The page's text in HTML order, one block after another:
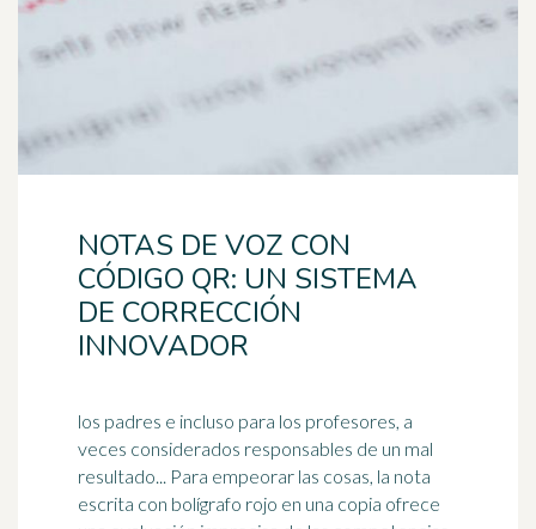
NOTAS DE VOZ CON
CÓDIGO QR: UN SISTEMA
DE CORRECCIÓN
INNOVADOR
los padres e incluso para los profesores, a
veces considerados responsables de un mal
resultado... Para empeorar las cosas, la nota
escrita con bolígrafo rojo en una copia ofrece